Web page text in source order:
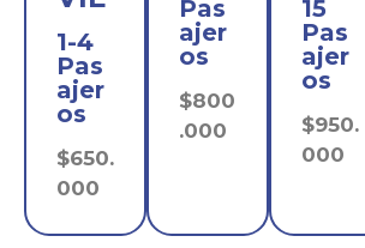
1-4
Pas
ajer
os
$650.
000
Pas
ajer
os
$800
.000
15
Pas
ajer
os
$950.
000